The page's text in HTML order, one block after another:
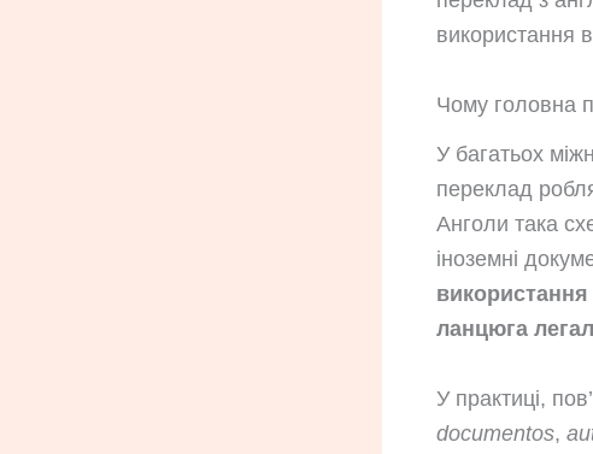
використання
Чому головна
У багатьох
переклад
Анголи така
іноземні
ланцюга
У практиці,
documentos,